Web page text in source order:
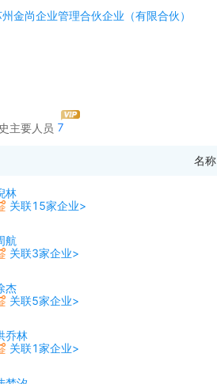
金尚企业管理合伙企业（有限合伙）
主要人员 7
名称
林
关联15家企业>
航
关联3家企业>
杰
关联5家企业>
乔林
关联1家企业>